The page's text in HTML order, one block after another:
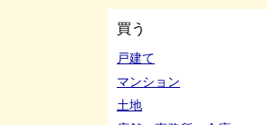
買う
戸建て
マンション
土地